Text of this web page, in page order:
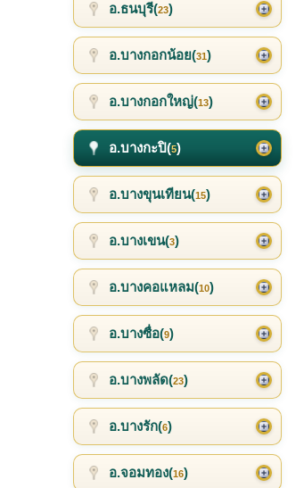
อ.ธนบุรี(23)
อ.บางกอกน้อย(31)
อ.บางกอกใหญ่(13)
อ.บางกะปิ(5)
อ.บางขุนเทียน(15)
อ.บางเขน(3)
อ.บางคอแหลม(10)
อ.บางซื่อ(9)
อ.บางพลัด(23)
อ.บางรัก(6)
อ.จอมทอง(16)